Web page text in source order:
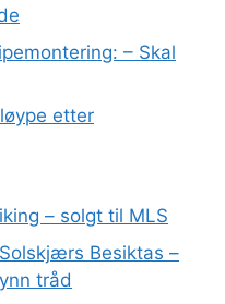
– Skal
etter
– solgt til MLS
Besiktas –
tråd